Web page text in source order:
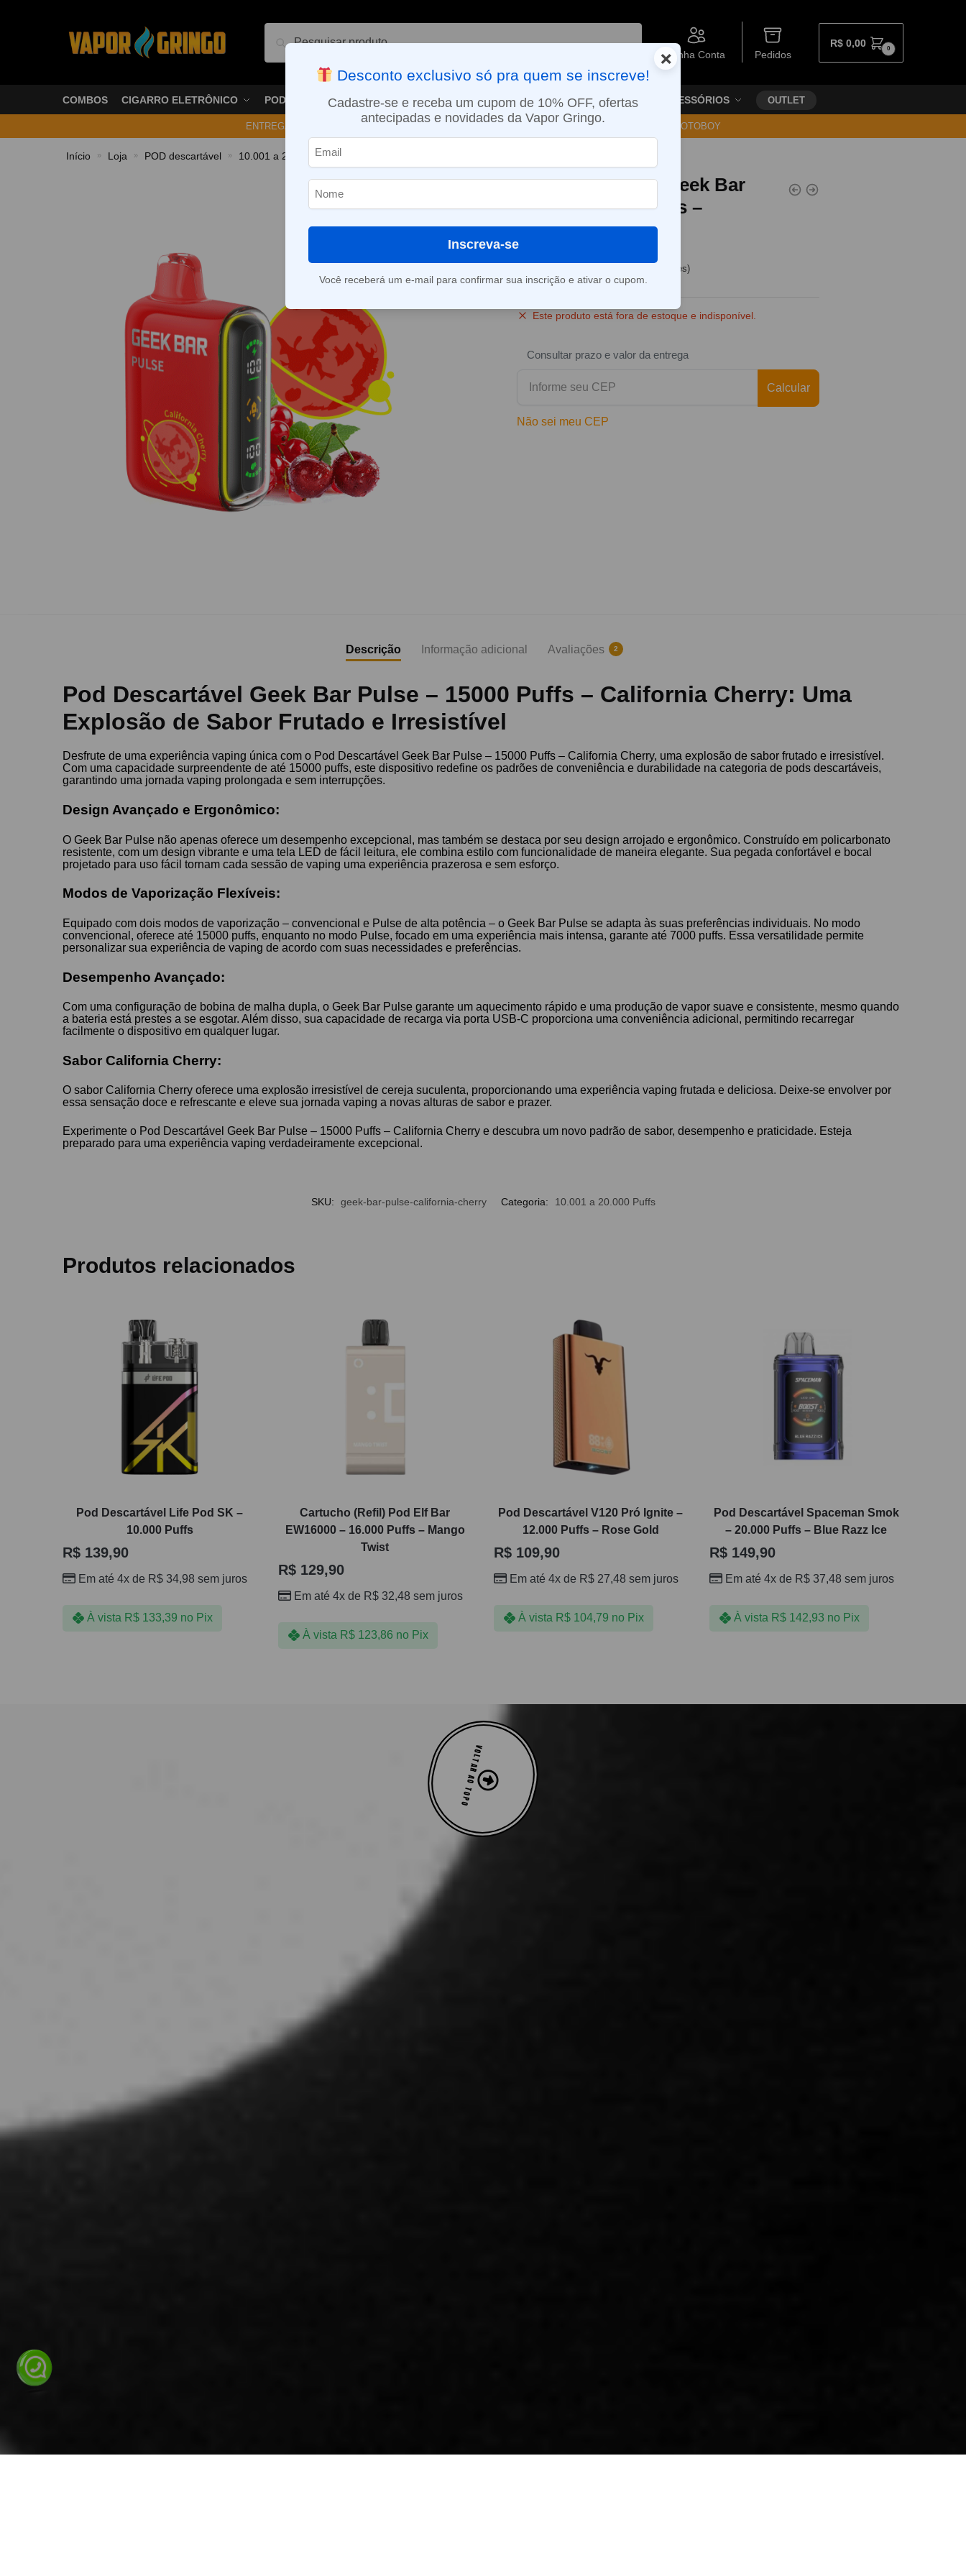
Pesquisar
Minha Conta Pedidos
R$ 0,00 0
COMBOS CIGARRO ELETRÔNICO PODS VAPORIZADOR DE ERVAS E-LIQUÍDOS NICOTINA ORAL ACESSÓRIOS OUTLET
ENTREGA NO MESMO DIA EM SÃO PAULO (SEG A SEX): PEDIDOS APROVADOS ATÉ 15:30 VIA MOTOBOY
Início » Loja » POD descartável » 10.001 a 20.000 Puffs
Pod Descartável Geek Bar
Pulse – 15000 puffs –
California Cherry
avaliações de clientes)
Este produto está fora de estoque e indisponível.
Consultar prazo e valor da entrega
Calcular
Não sei meu CEP
Descrição Informação adicional Avaliações 2
Pod Descartável Geek Bar Pulse – 15000 Puffs – California Cherry: Uma
Explosão de Sabor Frutado e Irresistível
Desfrute de uma experiência vaping única com o Pod Descartável Geek Bar Pulse – 15000 Puffs – California Cherry, uma explosão de sabor frutado e irresistível.
Com uma capacidade surpreendente de até 15000 puffs, este dispositivo redefine os padrões de conveniência e durabilidade na categoria de pods descartáveis,
garantindo uma jornada vaping prolongada e sem interrupções.
Design Avançado e Ergonômico:
O Geek Bar Pulse não apenas oferece um desempenho excepcional, mas também se destaca por seu design arrojado e ergonômico. Construído em policarbonato
resistente, com um design vibrante e uma tela LED de fácil leitura, ele combina estilo com funcionalidade de maneira elegante. Sua pegada confortável e bocal
projetado para uso fácil tornam cada sessão de vaping uma experiência prazerosa e sem esforço.
Modos de Vaporização Flexíveis:
Equipado com dois modos de vaporização – convencional e Pulse de alta potência – o Geek Bar Pulse se adapta às suas preferências individuais. No modo
convencional, oferece até 15000 puffs, enquanto no modo Pulse, focado em uma experiência mais intensa, garante até 7000 puffs. Essa versatilidade permite
personalizar sua experiência de vaping de acordo com suas necessidades e preferências.
Desempenho Avançado:
Com uma configuração de bobina de malha dupla, o Geek Bar Pulse garante um aquecimento rápido e uma produção de vapor suave e consistente, mesmo quando
a bateria está prestes a se esgotar. Além disso, sua capacidade de recarga via porta USB-C proporciona uma conveniência adicional, permitindo recarregar
facilmente o dispositivo em qualquer lugar.
Sabor California Cherry:
O sabor California Cherry oferece uma explosão irresistível de cereja suculenta, proporcionando uma experiência vaping frutada e deliciosa. Deixe-se envolver por
essa sensação doce e refrescante e eleve sua jornada vaping a novas alturas de sabor e prazer.
Experimente o Pod Descartável Geek Bar Pulse – 15000 Puffs – California Cherry e descubra um novo padrão de sabor, desempenho e praticidade. Esteja
preparado para uma experiência vaping verdadeiramente excepcional.
SKU: geek-bar-pulse-california-cherry Categoria: 10.001 a 20.000 Puffs
Produtos relacionados
Pod Descartável Life Pod SK –
10.000 Puffs
R$ 139,90
Em até 4x de R$ 34,98 sem juros
À vista R$133,39 no Pix
Cartucho (Refil) Pod Elf Bar
EW16000 – 16.000 Puffs – Mango
Twist
R$ 129,90
Em até 4x de R$ 32,48 sem juros
À vista R$123,86 no Pix
Pod Descartável V120 Pró Ignite –
12.000 Puffs – Rose Gold
R$109,90
Em até 4x de R$27,48 sem juros
À vista R$104,79 no Pix
Pod Descartável Spaceman Smok
– 20.000 Puffs – Blue Razz Ice
R$149,90
Em até 4x de R$37,48 sem juros
À vista R$142,93 no Pix
VOLTAR AO TOPO
×
Desconto exclusivo só pra quem se inscreve!
Cadastre-se e receba um cupom de 10% OFF, ofertas
antecipadas e novidades da Vapor Gringo.
Inscreva-se
Você receberá um e-mail para confirmar sua inscrição e ativar o cupom.